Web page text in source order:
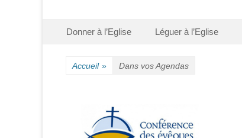
Menu secondaire
Donner à l’Eglise Léguer à l’Eglise
Accueil » Dans vos Agendas